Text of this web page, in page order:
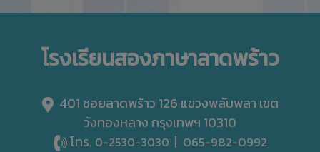
โรงเรียนสองภาษาลาดพร้าว
401 ซอยลาดพร้าว 126 แขวงพลับพลา เขต
วังทองหลาง กรุงเทพฯ 10310
โทร. 0-2530-3030 | 065-982-0992